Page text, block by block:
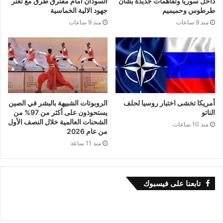
لاخر تقرير صادر عن منظمة الامم المتحدة[2]
مقاربةً شاملة يتداخل فيها واقع المنظومة الجزائية
والسجنية التونسية بالمعطى الثقافي و التربوي
والاجتماعي والسياسي في ضلوضعية هشّة تعيشها
مؤسسات الدولة منذ اكثر من عشر سنوات .
المجتمع و خطورة التطبيع مع الجريمة
تنشرها بعض الهياكل والمؤسسات الرسمية عن
طرطوس وحميميم
منذ 9 ساعات
جهود الالية الخماسية
منذ 9 ساعات
أمريكا تخشى اختبار روسيا لحلف
الناتو
منذ 10 ساعات
الروبوتات الشبيهة بالبشر في الصين
يستحوذون على أكثر من 97% من
الشحنات العالمية خلال النصف الأول
من عام 2026
منذ 11 ساعة
تابعنا على فيسبوك